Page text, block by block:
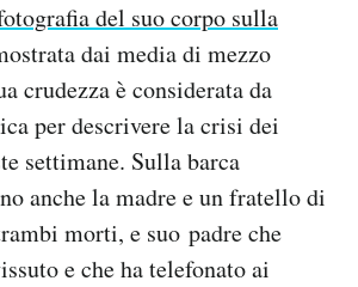
aiuto?
del suo corpo sulla
dai media di mezzo
crudezza è considerata da
per descrivere la crisi dei
settimane. Sulla barca
anche la madre e un fratello di
morti, e suo padre che
e che ha telefonato ai